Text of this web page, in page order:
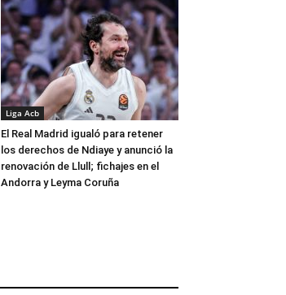
Liga Acb
El Real Madrid igualó para retener
los derechos de Ndiaye y anunció la
renovación de Llull; fichajes en el
Andorra y Leyma Coruña